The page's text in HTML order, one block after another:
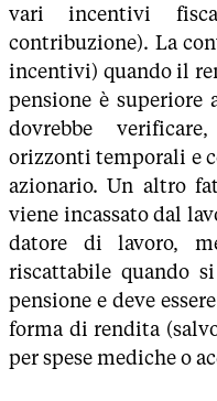
vari incentivi
contribuzione). La
incentivi) quando il
pensione è superiore
dovrebbe
orizzonti temporali e
azionario. Un altro
viene incassato dal
datore di lavoro,
riscattabile quando
pensione e deve
forma di rendita
per spese mediche o